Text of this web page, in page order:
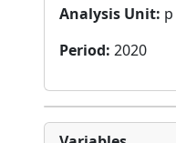
Analysis Unit: p
Period: 2020